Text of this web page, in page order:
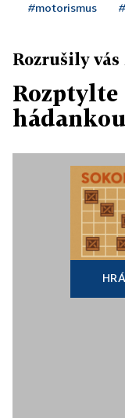
#motorismus
Rozrušily
hádankou